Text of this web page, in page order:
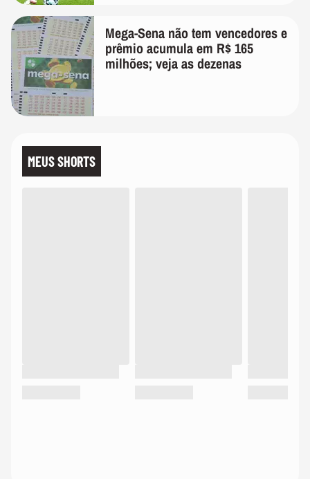
Mega-Sena não tem vencedores e
prêmio acumula em R$ 165
milhões; veja as dezenas
MEUS SHORTS